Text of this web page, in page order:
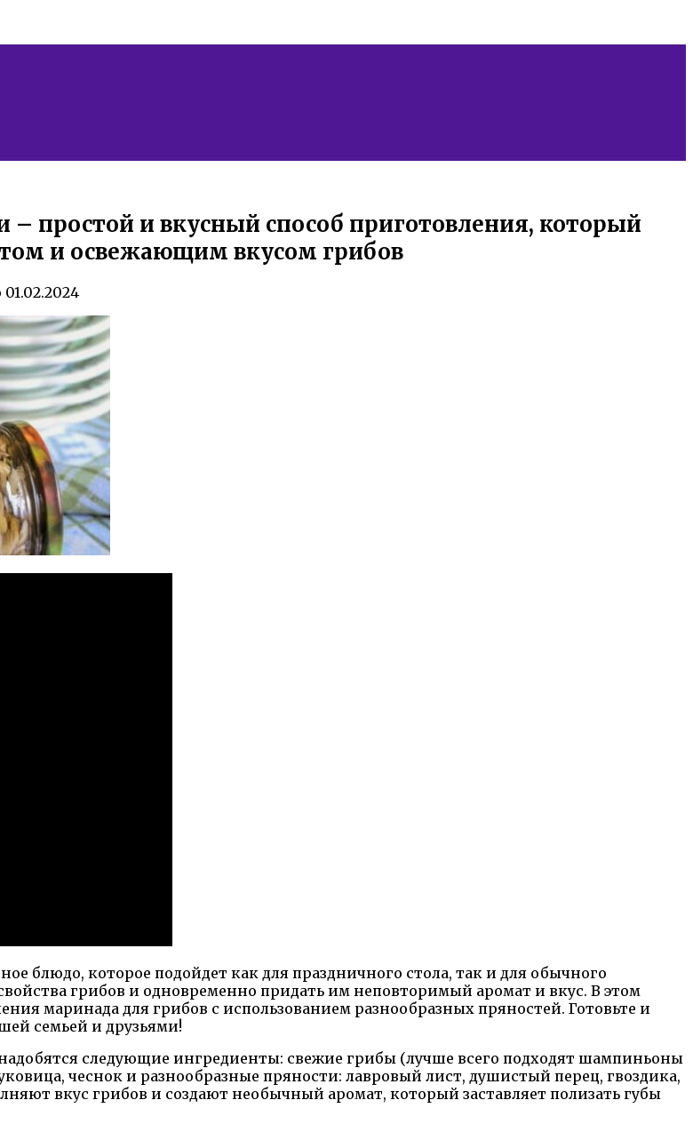
простой и вкусный способ приготовления, который
и освежающим вкусом грибов
01.02.2024
блюдо, которое подойдет как для праздничного стола, так и для обычного
грибов и одновременно придать им неповторимый аромат и вкус. В этом
маринада для грибов с использованием разнообразных пряностей. Готовьте и
семьей и друзьями!
следующие ингредиенты: свежие грибы (лучше всего подходят шампиньоны
чеснок и разнообразные пряности: лавровый лист, душистый перец, гвоздика,
вкус грибов и создают необычный аромат, который заставляет полизать губы